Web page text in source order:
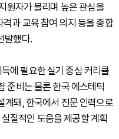
원자가 몰리며 높은 관심을
과 교육 참여 의지 등을 종합
발했다.
에 필요한 실기 중심 커리큘
준비는 물론 한국 에스테틱
계돼, 한국에서 전문 인력으로
질적인 도움을 제공할 계획